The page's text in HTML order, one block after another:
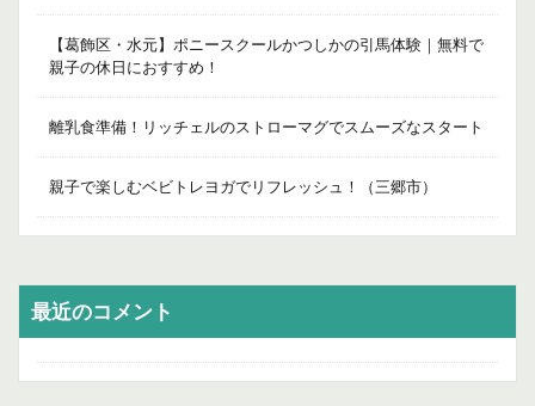
【葛飾区・水元】ポニースクールかつしかの引馬体験｜無料で
親子の休日におすすめ！
離乳食準備！リッチェルのストローマグでスムーズなスタート
親子で楽しむベビトレヨガでリフレッシュ！（三郷市）
最近のコメント